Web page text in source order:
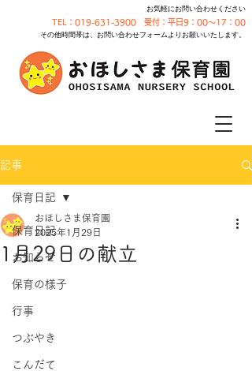
お気軽にお問い合わせください
TEL：019-631-3900 受付：平日9：00～17：00
その他時間帯は、お問い合わせフォームよりお願いいたします。
記事
保育日記
お知らせ
保育の様子
行事
つぶやき
こんだて
保育日記
1月29日の献立
おほしさま保育園
2025年1月29日